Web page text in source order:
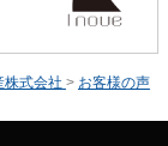
株式会社 > お客様の声